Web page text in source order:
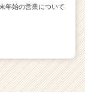
年始の営業について